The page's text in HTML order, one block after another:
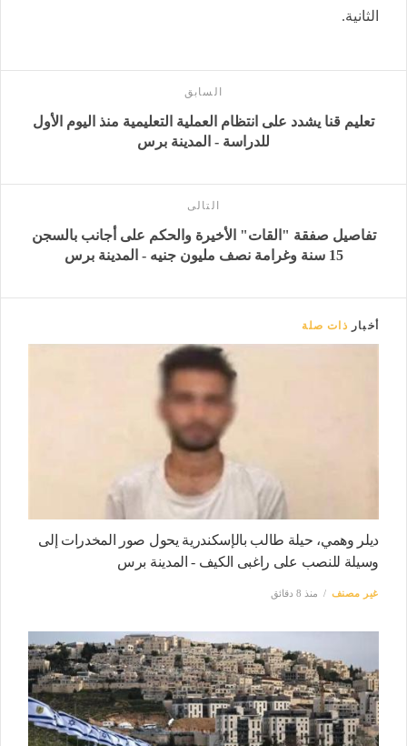
الثانية.
السابق
تعليم قنا يشدد على انتظام العملية التعليمية منذ اليوم الأول
للدراسة - المدينة برس
التالى
تفاصيل صفقة "القات" الأخيرة والحكم على أجانب بالسجن
15 سنة وغرامة نصف مليون جنيه - المدينة برس
أخبار ذات صلة
ديلر وهمي، حيلة طالب بالإسكندرية يحول صور المخدرات إلى
وسيلة للنصب على راغبى الكيف - المدينة برس
غير مصنف منذ 8 دقائق